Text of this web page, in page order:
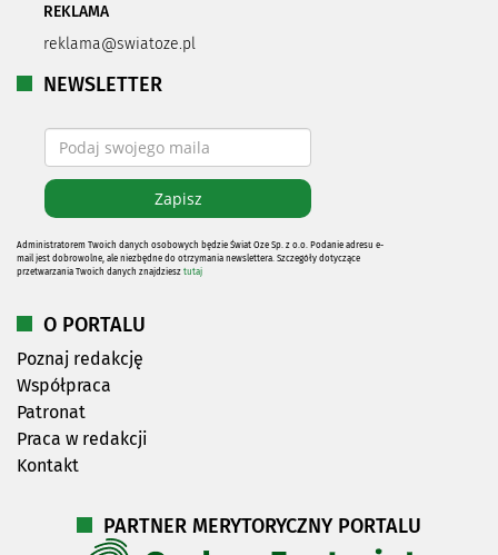
REKLAMA
reklama@swiatoze.pl
NEWSLETTER
Administratorem Twoich danych osobowych będzie Świat Oze Sp. z o.o. Podanie adresu e-
mail jest dobrowolne, ale niezbędne do otrzymania newslettera. Szczegóły dotyczące
przetwarzania Twoich danych znajdziesz tutaj
O PORTALU
Poznaj redakcję
Współpraca
Patronat
Praca w redakcji
Kontakt
PARTNER MERYTORYCZNY PORTALU